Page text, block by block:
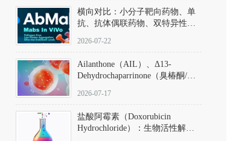
发光特性赋予优异的组织穿透能
力，大幅增强成像信噪比，从而
实现活体动物模型中极低给药剂
量下的高灵敏度、非侵入式生物
横向对比：小分子靶向药物、单
抗、抗体偶联药物、双特异性抗
及应用瓶颈
2026-07-22
Ailanthone（AIL）、Δ13-
Dehydrochaparrinone（臭椿酮/臭
DKM货号 D806885
2026-07-17
盐酸阿霉素（Doxorubicin
Hydrochloride）：生物活性解